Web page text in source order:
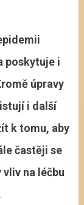
poskytuje i
úpravy
i další
k tomu, aby
častěji se
na léčbu